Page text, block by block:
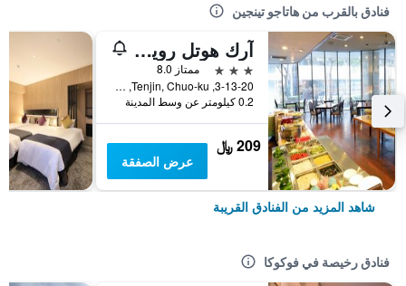
فنادق بالقرب من هاتاجو تينجين
آرك هوتل رويال فوكوكا تِنجن
3 نجوم
ممتاز 8.0
3-13-20, Tenjin, Chuo-ku, فوكوكا, اليابان
0.2 كيلومتر عن وسط المدينة
209 ﷼
عرض الصفقة
شاهد المزيد من الفنادق القريبة
فنادق رخيصة في فوكوكا